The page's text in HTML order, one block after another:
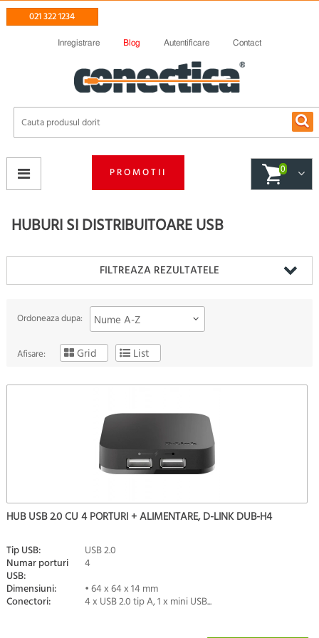
021 322 1234
Inregistrare Blog Autentificare Contact
PROMOTII 0
HUBURI SI DISTRIBUITOARE USB
FILTREAZA REZULTATELE
Ordoneaza dupa: Nume A-Z
Afisare: Grid List
HUB USB 2.0 CU 4 PORTURI + ALIMENTARE, D-LINK DUB-H4
Tip USB: USB 2.0
Numar porturi
USB:
4
Dimensiuni:
• 64 x 64 x 14 mm
Conectori: 4 x USB 2.0 tip A, 1 x mini USB...